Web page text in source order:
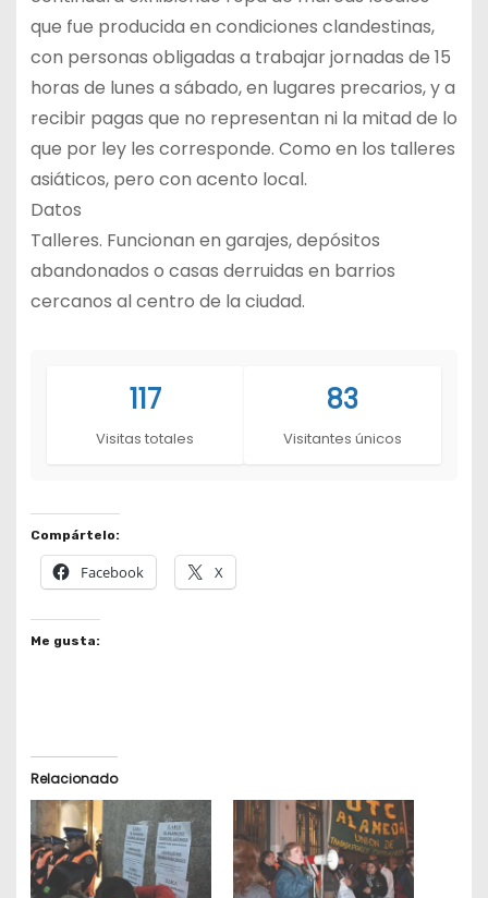
que fue producida en condiciones clandestinas,
con personas obligadas a trabajar jornadas de 15
horas de lunes a sábado, en lugares precarios, y a
recibir pagas que no representan ni la mitad de lo
que por ley les corresponde. Como en los talleres
asiáticos, pero con acento local.
Datos
Talleres. Funcionan en garajes, depósitos
abandonados o casas derruidas en barrios
cercanos al centro de la ciudad.
117
Visitas totales
83
Visitantes únicos
Compártelo:
Facebook X
Me gusta:
Relacionado